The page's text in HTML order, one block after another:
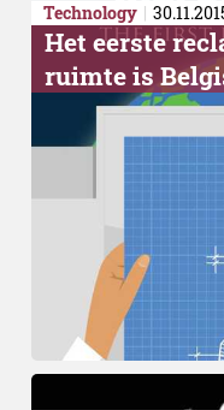
Technology
Het eerste
ruimte is